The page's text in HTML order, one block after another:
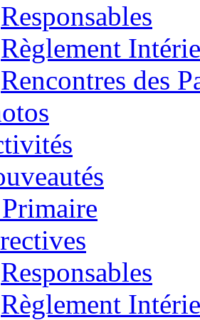
Responsables
Règlement
Rencontres des
Responsables
Règlement